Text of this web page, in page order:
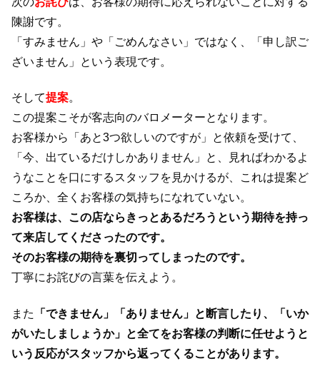
陳謝です。
「すみません」や「ごめんなさい」ではなく、「申し訳ご
ざいません」という表現です。
そして提案。
この提案こそが客志向のバロメーターとなります。
お客様から「あと3つ欲しいのですが」と依頼を受けて、
「今、出ているだけしかありません」と、見ればわかるよ
うなことを口にするスタッフを見かけるが、これは提案ど
ころか、全くお客様の気持ちになれていない。
お客様は、この店ならきっとあるだろうという期待を持っ
て来店してくださったのです。
そのお客様の期待を裏切ってしまったのです。
丁寧にお詫びの言葉を伝えよう。
また
「できません」「ありません」と断言したり、「いか
がいたしましょうか」と全てをお客様の判断に任せようと
いう反応がスタッフから返ってくることがあります。